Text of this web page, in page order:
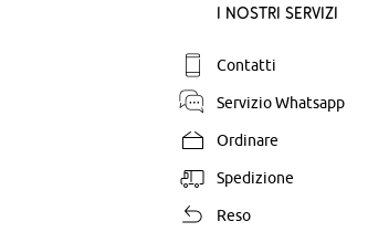
I nostri servizi
Contatti
Servizio Whatsapp
Ordinare
Spedizione
Reso